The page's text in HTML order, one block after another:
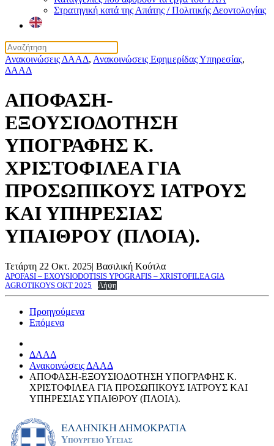
Στρατηγική κατά της Απάτης / Πολιτικής Δεοντολογίας
Ανακοινώσεις ΔΑΑΔ, Ανακοινώσεις Εφημερίδας Υπηρεσίας,
ΔΑΑΔ
ΑΠΟΦΑΣΗ-
ΕΞΟΥΣΙΟΔΟΤΗΣΗ
ΥΠΟΓΡΑΦΗΣ Κ.
ΧΡΙΣΤΟΦΙΛΕΑ ΓΙΑ
ΠΡΟΣΩΠΙΚΟΥΣ ΙΑΤΡΟΥΣ
ΚΑΙ ΥΠΗΡΕΣΙΑΣ
ΥΠΑΙΘΡΟΥ (ΠΛΟΙΑ).
Τετάρτη 22 Οκτ. 2025| Βασιλική Κούτλα
APOFASI – EXOYSIODOTISIS YPOGRAFIS – XRISTOFILEA GIA
AGROTIKOYS OKT 2025
Λήψη
Προηγούμενα
Επόμενα
ΔΑΑΔ
Ανακοινώσεις ΔΑΑΔ
ΑΠΟΦΑΣΗ-ΕΞΟΥΣΙΟΔΟΤΗΣΗ ΥΠΟΓΡΑΦΗΣ Κ.
ΧΡΙΣΤΟΦΙΛΕΑ ΓΙΑ ΠΡΟΣΩΠΙΚΟΥΣ ΙΑΤΡΟΥΣ ΚΑΙ
ΥΠΗΡΕΣΙΑΣ ΥΠΑΙΘΡΟΥ (ΠΛΟΙΑ).